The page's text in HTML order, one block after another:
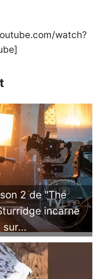
watch?
2 de "The
incarne
sur…